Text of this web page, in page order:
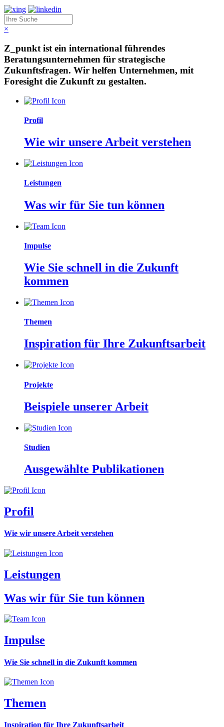
×
Z_punkt ist ein international führendes
Beratungsunternehmen für strategische
Zukunftsfragen. Wir helfen Unternehmen, mit
Foresight die Zukunft zu gestalten.
Profil
Wie wir unsere Arbeit verstehen
Leistungen
Was wir für Sie tun können
Impulse
Wie Sie schnell in die Zukunft
kommen
Themen
Inspiration für Ihre Zukunftsarbeit
Projekte
Beispiele unserer Arbeit
Studien
Ausgewählte Publikationen
Profil
Wie wir unsere Arbeit verstehen
Leistungen
Was wir für Sie tun können
Impulse
Wie Sie schnell in die Zukunft kommen
Themen
Inspiration für Ihre Zukunftsarbeit